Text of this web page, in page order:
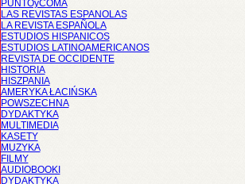
PUNTOyCOMA
LAS REVISTAS ESPANOLAS
LA REVISTA ESPAÑOLA
ESTUDIOS HISPANICOS
ESTUDIOS LATINOAMERICANOS
REVISTA DE OCCIDENTE
HISTORIA
HISZPANIA
AMERYKA ŁACIŃSKA
POWSZECHNA
DYDAKTYKA
MULTIMEDIA
KASETY
MUZYKA
FILMY
AUDIOBOOKI
DYDAKTYKA